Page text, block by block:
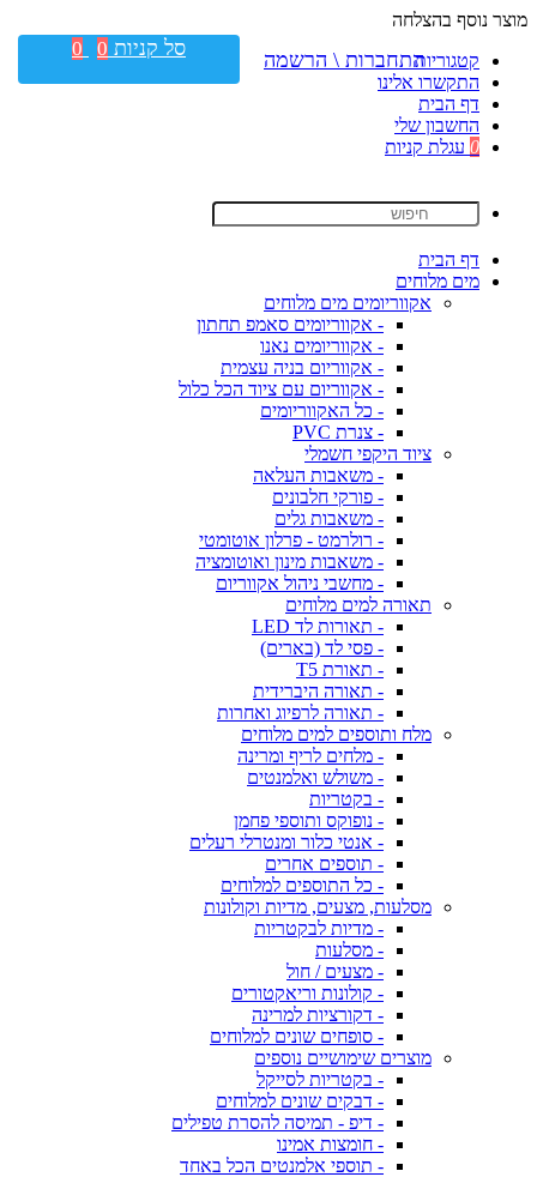
מוצר נוסף בהצלחה
קטגוריות
התקשרו אלינו
דף הבית
החשבון שלי
0 עגלת קניות
דף הבית
מים מלוחים
אקווריומים מים מלוחים
- אקווריומים סאמפ תחתון
- אקווריומים נאנו
- אקווריום בניה עצמית
- אקווריום עם ציוד הכל כלול
- כל האקווריומים
- צנרת PVC
ציוד היקפי חשמלי
- משאבות העלאה
- פורקי חלבונים
- משאבות גלים
- רולרמט - פרלון אוטומטי
- משאבות מינון ואוטומציה
- מחשבי ניהול אקווריום
תאורה למים מלוחים
- תאורות לד LED
- פסי לד (בארים)
- תאורת T5
- תאורה היברידית
- תאורה לרפיוג ואחרות
מלח ותוספים למים מלוחים
- מלחים לריף ומרינה
- משולש ואלמנטים
- בקטריות
- נופוקס ותוספי פחמן
- אנטי כלור ומנטרלי רעלים
- תוספים אחרים
- כל התוספים למלוחים
מסלעות, מצעים, מדיות וקולונות
- מדיות לבקטריות
- מסלעות
- מצעים / חול
- קולונות וריאקטורים
- דקורציות למרינה
- סופחים שונים למלוחים
מוצרים שימושיים נוספים
- בקטריות לסייקל
- דבקים שונים למלוחים
- דיפ - תמיסה להסרת טפילים
- חומצות אמינו
- תוספי אלמנטים הכל באחד
התחברות \ הרשמה סל קניות 0
0